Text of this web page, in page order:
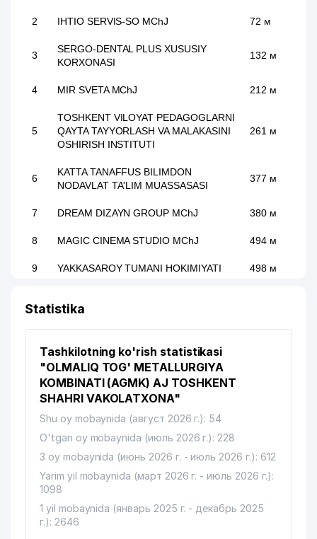
2 IHTIO SERVIS-SO MChJ 72 м
3
SERGO-DENTAL PLUS XUSUSIY
KORXONASI
132 м
4 MIR SVETA MChJ 212 м
5
TOSHKENT VILOYAT PEDAGOGLARNI
QAYTA TAYYORLASH VA MALAKASINI
OSHIRISH INSTITUTI
261 м
6
KATTA TANAFFUS BILIMDON
NODAVLAT TA'LIM MUASSASASI
377 м
7 DREAM DIZAYN GROUP MChJ 380 м
8 MAGIC CINEMA STUDIO MChJ 494 м
9 YAKKASAROY TUMANI HOKIMIYATI 498 м
10
MChJ
12 VET-PROFI MChJ
13 O'ZQURILISHMATERIALSAVDO MChJ
14 ORKHIDEYEVS MChJ
TASHELEKTRONIK MChJ
16
GAZ PECHKA TA'MIRI XUSUSIY
KORXONASI
656 м
17 MALAYZIYA ELChINONASI 679 м
Statistika
Tashkilotning ko'rish statistikasi
"OLMALIQ TOG' METALLURGIYA
KOMBINATI (AGMK) AJ TOSHKENT
SHAHRI VAKOLATXONA"
Shu oy mobaynida (август 2026 г.): 54
O'tgan oy mobaynida (июль 2026 г.): 228
3 oy mobaynida (июнь 2026 г. - июль 2026 г.): 612
Yarim yil mobaynida (март 2026 г. - июль 2026 г.):
1098
1 yil mobaynida (январь 2025 г. - декабрь 2025
г.): 2646